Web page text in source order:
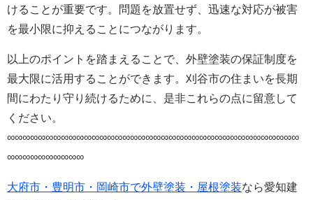
けることが重要です。問題を放置せず、迅速な対応が被害
を最小限に抑えることにつながります。
以上のポイントを踏まえることで、外壁塗装の保証制度を
最大限に活用することができます。刈谷市の住まいを長期
間にわたり守り続けるために、是非これらの点に留意して
ください。
∞∞∞∞∞∞∞∞∞∞∞∞∞∞∞∞∞∞∞∞∞∞∞∞∞∞∞∞∞∞∞∞∞∞∞∞∞∞
∞∞∞∞∞∞∞∞∞∞
大府市・豊明市・岡崎市で外壁塗装・屋根塗装なら愛知建